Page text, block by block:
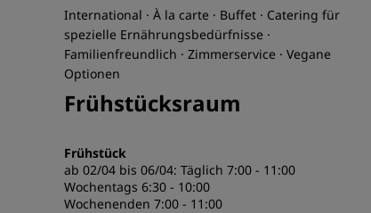
International · À la carte · Buffet · Catering für
spezielle Ernährungsbedürfnisse ·
Familienfreundlich · Zimmerservice · Vegane
Optionen
Frühstücksraum
Frühstück
ab 02/04 bis 06/04: Täglich 7:00 - 11:00
Wochentags 6:30 - 10:00
Wochenenden 7:00 - 11:00